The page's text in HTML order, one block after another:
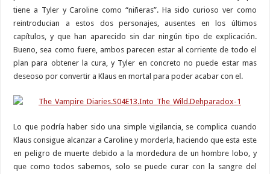
tiene a Tyler y Caroline como “niñeras”. Ha sido curioso ver como
reintroducian a estos dos personajes, ausentes en los últimos
capítulos, y que han aparecido sin dar ningún tipo de explicación.
Bueno, sea como fuere, ambos parecen estar al corriente de todo el
plan para obtener la cura, y Tyler en concreto no puede estar mas
deseoso por convertir a Klaus en mortal para poder acabar con el.
Lo que podría haber sido una simple vigilancia, se complica cuando
Klaus consigue alcanzar a Caroline y morderla, haciendo que esta este
en peligro de muerte debido a la mordedura de un hombre lobo, y
que como todos sabemos, solo se puede curar con la sangre del